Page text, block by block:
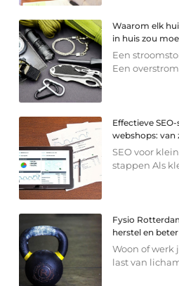
Waarom elk
in huis zou
Een
Een
Effectieve
webshops:
SEO voor
stappen Als
Fysio
herstel en
Woon of werk
last van